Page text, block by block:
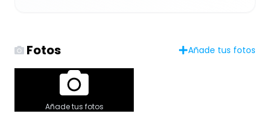
Fotos Añade tus fotos
Añade tus fotos